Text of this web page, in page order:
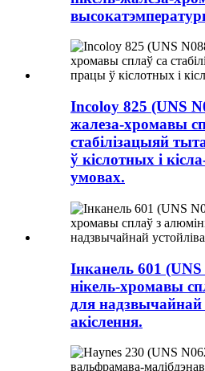
Incoloy 825 (UNS
жалеза-хромавы
стабілізацыяй
ў кіслотных і
умовах.
Інканель 601
нікель-хромавы
для надзвычайнай
акіслення.